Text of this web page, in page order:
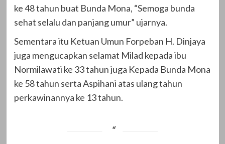
ke 48 tahun buat Bunda Mona, “Semoga bunda
sehat selalu dan panjang umur” ujarnya.
Sementara itu Ketuan Umun Forpeban H. Dinjaya
juga mengucapkan selamat Milad kepada ibu
Normilawati ke 33 tahun juga Kepada Bunda Mona
ke 58 tahun serta Aspihani atas ulang tahun
perkawinannya ke 13 tahun.